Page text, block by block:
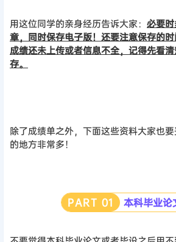
用这位同学的亲身经历告诉大家： 必要
章，同时保存电子版！还要注意保存的
成绩还未上传或者信息不全，记得先看
存。
除了成绩单之外，下面这些资料大家也
的地方非常多！
PART 01 本科毕业论